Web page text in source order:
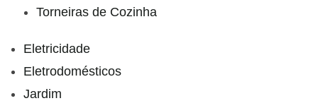
Torneiras de Cozinha
Eletricidade
Eletrodomésticos
Jardim